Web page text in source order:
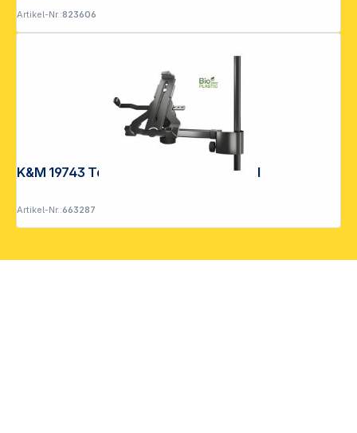
Artikel-Nr.:823606
K&M 19743 Tablet-PC-Halter Biobased
Artikel-Nr.:663287